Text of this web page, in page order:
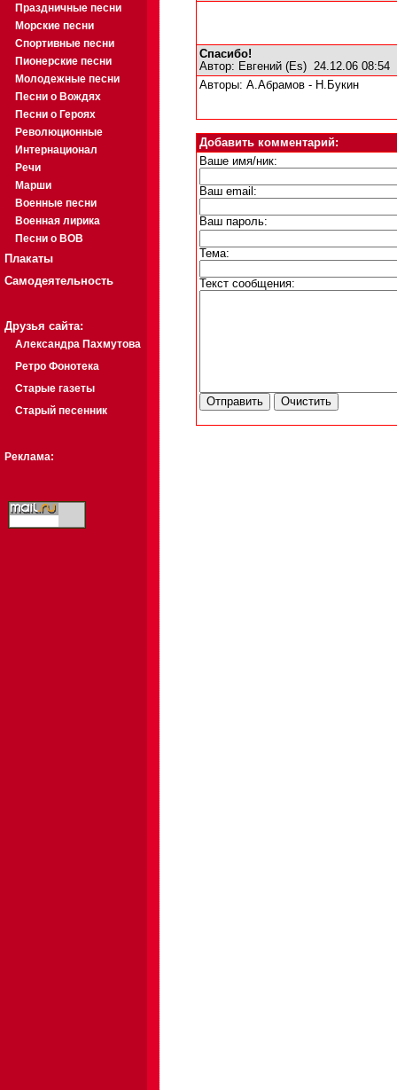
Праздничные песни
Морские песни
Спортивные песни
Пионерские песни
Молодежные песни
Песни о Вождях
Песни о Героях
Революционные
Интернационал
Речи
Марши
Военные песни
Военная лирика
Песни о ВОВ
Плакаты
Самодеятельность
Друзья сайта:
Александра Пахмутова
Ретро Фонотека
Старые газеты
Старый песенник
Реклама:
Спасибо!
Автор: Евгений (Es) 24.12.06 08:54
Авторы: А.Абрамов - Н.Букин
Добавить комментарий:
Ваше имя/ник:
Ваш email:
Ваш пароль:
Тема:
Текст сообщения: